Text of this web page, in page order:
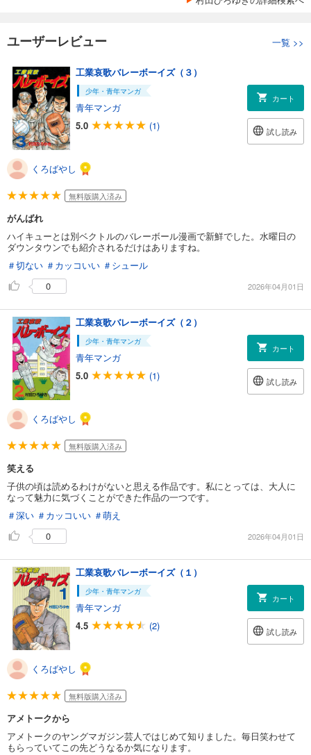
ユーザーレビュー 一覧 >>
工業哀歌バレーボーイズ（３）
少年・青年マンガ
青年マンガ
5.0
(1)
カート
試し読み
くろばやし
無料版購入済み
がんばれ
ハイキューとは別ベクトルのバレーボール漫画で新鮮でした。水曜日の
ダウンタウンでも紹介されるだけはありますね。
＃切ない ＃カッコいい ＃シュール
0
2026年04月01日
工業哀歌バレーボーイズ（２）
少年・青年マンガ
青年マンガ
5.0
(1)
カート
試し読み
くろばやし
無料版購入済み
笑える
子供の頃は読めるわけがないと思える作品です。私にとっては、大人に
なって魅力に気づくことができた作品の一つです。
＃深い ＃カッコいい ＃萌え
0
2026年04月01日
工業哀歌バレーボーイズ（１）
少年・青年マンガ
青年マンガ
4.5
(2)
カート
試し読み
くろばやし
無料版購入済み
アメトークから
アメトークのヤングマガジン芸人ではじめて知りました。毎日笑わせて
もらっていてこの先どうなるか気になります。